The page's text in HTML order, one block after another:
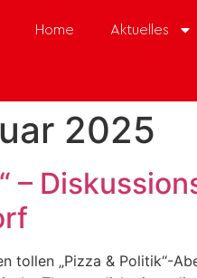
Home Aktuelles
2025
–
tollen „Pizza & Politik“-